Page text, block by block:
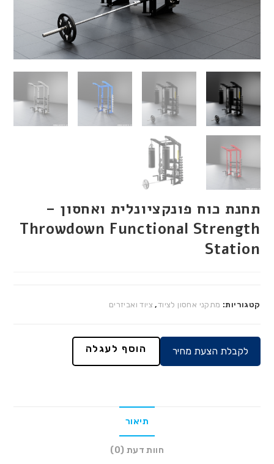
תחנת כוח פונקציונלית ואחסון –
Throwdown Functional Strength
Station
קטגוריות:מתקני אחסון לציוד,ציוד ואביזרים
לקבלת הצעת מחיר הוסף לעגלה
תיאור
חוות דעת (0)